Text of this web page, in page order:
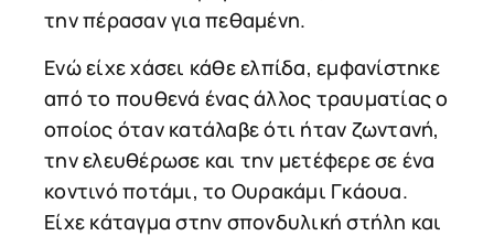
την πέρασαν για πεθαμένη.
Ενώ είχε χάσει κάθε ελπίδα, εμφανίστηκε
από το πουθενά ένας άλλος τραυματίας ο
οποίος όταν κατάλαβε ότι ήταν ζωντανή,
την ελευθέρωσε και την μετέφερε σε ένα
κοντινό ποτάμι, το Ουρακάμι Γκάουα.
Είχε κάταγμα στην σπονδυλική στήλη και